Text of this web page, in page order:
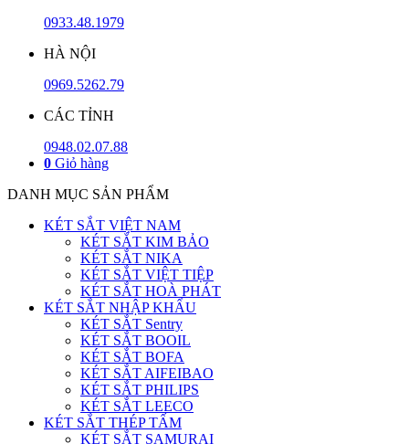
0933.48.1979
HÀ NỘI
0969.5262.79
CÁC TỈNH
0948.02.07.88
0 Giỏ hàng
DANH MỤC SẢN PHẨM
KÉT SẮT VIỆT NAM
KÉT SẮT KIM BẢO
KÉT SẮT NIKA
KÉT SẮT VIỆT TIỆP
KÉT SẮT HOÀ PHÁT
KÉT SẮT NHẬP KHẨU
KÉT SẮT Sentry
KÉT SẮT BOOIL
KÉT SẮT BOFA
KÉT SẮT AIFEIBAO
KÉT SẮT PHILIPS
KÉT SẮT LEECO
KÉT SẮT THÉP TẤM
KÉT SẮT SAMURAI